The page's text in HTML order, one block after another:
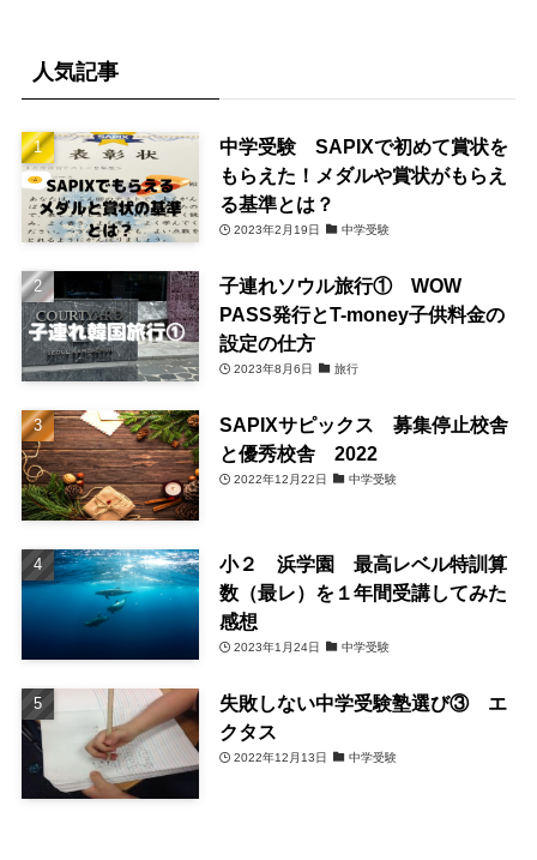
ブ人気記事
中学受験 SAPIXで初めて賞状を
もらえた！メダルや賞状がもらえ
る基準とは？
2023年2月19日 中学受験
子連れソウル旅行① WOW
PASS発行とT-money子供料金の
設定の仕方
2023年8月6日 旅行
SAPIXサピックス 募集停止校舎
と優秀校舎 2022
2022年12月22日 中学受験
小２ 浜学園 最高レベル特訓算
数（最レ）を１年間受講してみた
感想
2023年1月24日 中学受験
失敗しない中学受験塾選び③ エ
クタス
2022年12月13日 中学受験